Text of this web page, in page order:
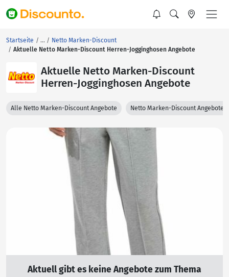
Startseite
Netto Marken-Discount
Aktuelle Netto Marken-Discount Herren-Jogginghosen Angebote
Aktuelle Netto Marken-Discount
Herren-Jogginghosen Angebote
Alle Netto Marken-Discount Angebote Netto Marken-Discount Angebote
Aktuell gibt es keine Angebote zum Thema